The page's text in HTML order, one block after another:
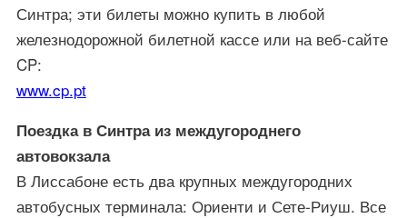
Синтра; эти билеты можно купить в любой
железнодорожной билетной кассе или на веб-сайте
CP:
www.cp.pt
Поездка в Синтра из междугороднего
автовокзала
В Лиссабоне есть два крупных междугородних
автобусных терминала: Ориенти и Сете-Риуш. Все